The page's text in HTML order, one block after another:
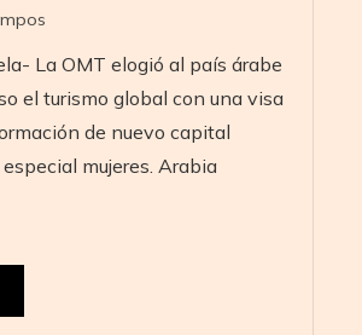
La OMT elogió al país árabe
el turismo global con una visa
de nuevo capital
mujeres. Arabia